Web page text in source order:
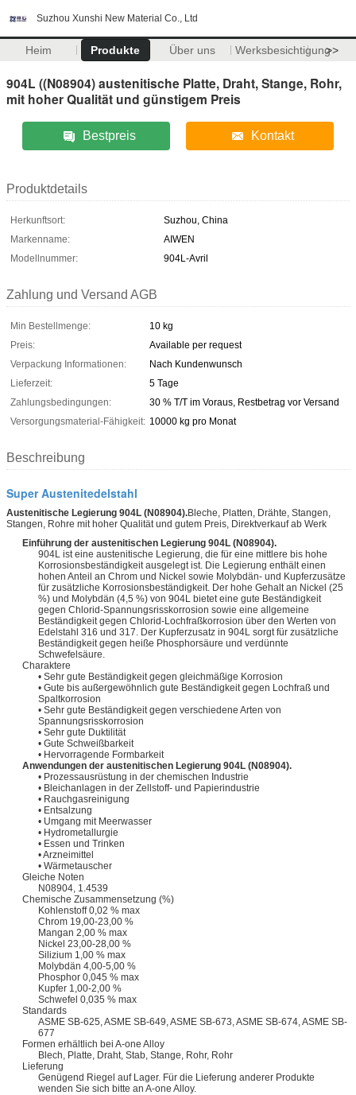
Suzhou Xunshi New Material Co., Ltd
Heim Produkte Über uns Werksbesichtigung>>
904L ((N08904) austenitische Platte, Draht, Stange, Rohr,
mit hoher Qualität und günstigem Preis
Bestpreis Kontakt
Produktdetails
Herkunftsort:
Suzhou, China
Markenname:
AIWEN
Modellnummer:
904L-Avril
Zahlung und Versand AGB
Min Bestellmenge:
10 kg
Preis:
Available per request
Verpackung Informationen:
Nach Kundenwunsch
Lieferzeit:
5 Tage
Zahlungsbedingungen:
30 % T/T im Voraus, Restbetrag vor Versand
Versorgungsmaterial-Fähigkeit: 10000 kg pro Monat
Beschreibung
Super Austenitedelstahl
Austenitische Legierung 904L (N08904).Bleche, Platten, Drähte, Stangen,
Stangen, Rohre mit hoher Qualität und gutem Preis, Direktverkauf ab Werk
Einführung der austenitischen Legierung 904L (N08904).
904L ist eine austenitische Legierung, die für eine mittlere bis hohe
Korrosionsbeständigkeit ausgelegt ist. Die Legierung enthält einen
hohen Anteil an Chrom und Nickel sowie Molybdän- und Kupferzusätze
für zusätzliche Korrosionsbeständigkeit. Der hohe Gehalt an Nickel (25
%) und Molybdän (4,5 %) von 904L bietet eine gute Beständigkeit
gegen Chlorid-Spannungsrisskorrosion sowie eine allgemeine
Beständigkeit gegen Chlorid-Lochfraßkorrosion über den Werten von
Edelstahl 316 und 317. Der Kupferzusatz in 904L sorgt für zusätzliche
Beständigkeit gegen heiße Phosphorsäure und verdünnte
Schwefelsäure.
Charaktere
• Sehr gute Beständigkeit gegen gleichmäßige Korrosion
• Gute bis außergewöhnlich gute Beständigkeit gegen Lochfraß und
Spaltkorrosion
• Sehr gute Beständigkeit gegen verschiedene Arten von
Spannungsrisskorrosion
• Sehr gute Duktilität
• Gute Schweißbarkeit
• Hervorragende Formbarkeit
Anwendungen der austenitischen Legierung 904L (N08904).
• Prozessausrüstung in der chemischen Industrie
• Bleichanlagen in der Zellstoff- und Papierindustrie
• Rauchgasreinigung
• Entsalzung
• Umgang mit Meerwasser
• Hydrometallurgie
• Essen und Trinken
• Arzneimittel
• Wärmetauscher
Gleiche Noten
N08904, 1.4539
Chemische Zusammensetzung (%)
Kohlenstoff 0,02 % max
Chrom 19,00-23,00 %
Mangan 2,00 % max
Nickel 23,00-28,00 %
Silizium 1,00 % max
Molybdän 4,00-5,00 %
Phosphor 0,045 % max
Kupfer 1,00-2,00 %
Schwefel 0,035 % max
Standards
ASME SB-625, ASME SB-649, ASME SB-673, ASME SB-674, ASME SB-
677
Formen erhältlich bei A-one Alloy
Blech, Platte, Draht, Stab, Stange, Rohr, Rohr
Lieferung
Genügend Riegel auf Lager. Für die Lieferung anderer Produkte
wenden Sie sich bitte an A-one Alloy.